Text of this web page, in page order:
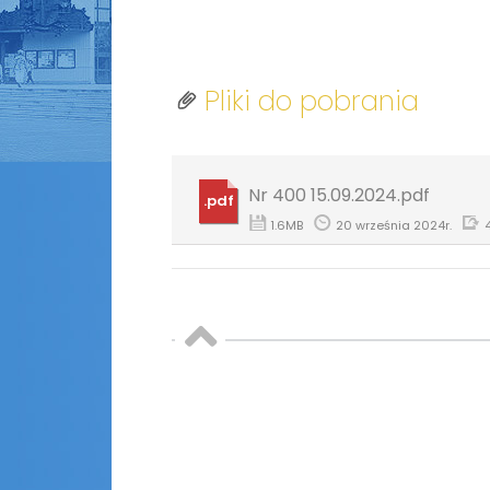
Pliki do pobrania
.pdf Nr 400 15.09.2024.pdf
1.6MB 20 września 2024r.